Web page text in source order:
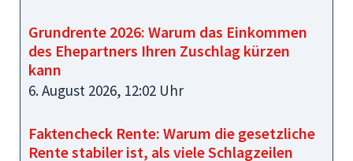
Grundrente 2026: Warum das Einkommen
des Ehepartners Ihren Zuschlag kürzen
kann
6. August 2026, 12:02 Uhr
Faktencheck Rente: Warum die gesetzliche
Rente stabiler ist, als viele Schlagzeilen